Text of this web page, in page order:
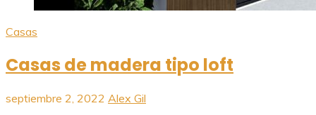
Casas
Casas de madera tipo loft
septiembre 2, 2022 Alex Gil